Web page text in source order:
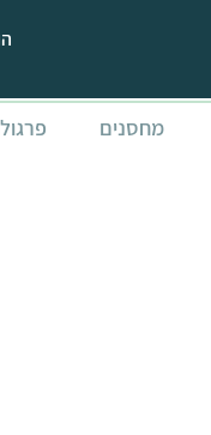
מחסנים